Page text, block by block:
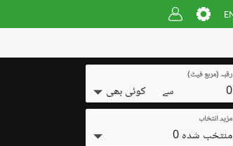
رقبہ (مربع فیٹ)
0 سے کوئی بھی
مزید انتخاب
منتخب شدہ 0